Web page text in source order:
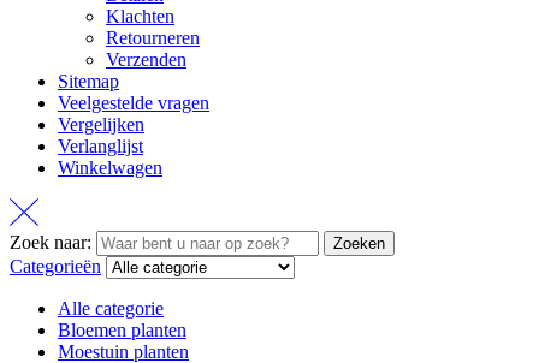
Klachten
Retourneren
Verzenden
Sitemap
Veelgestelde vragen
Vergelijken
Verlanglijst
Winkelwagen
Zoek naar: Zoeken
Categorieën
Alle categorie
Bloemen planten
Moestuin planten